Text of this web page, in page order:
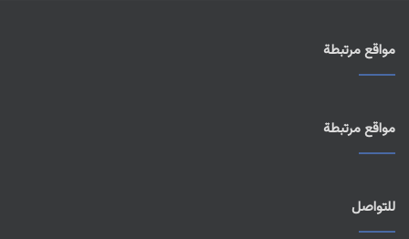
مواقع مرتبطة
مواقع مرتبطة
للتواصل